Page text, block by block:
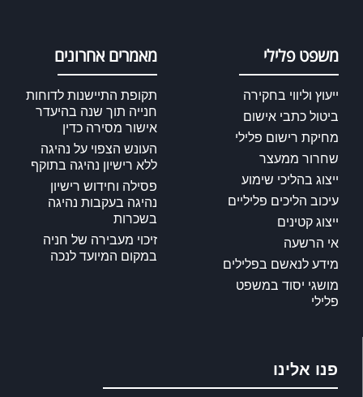
משפט פלילי
ייעוץ וליווי בחקירה
ביטול כתבי אישום
מחיקת רישום פלילי
שחרור ממעצר
ייצוג בהליכי שימוע
עיכוב הליכים פליליים
ייצוג קטינים
אי הרשעה
מידע לנאשם בפלילים
מושגי יסוד במשפט
פלילי
מאמרים אחרונים
תקופת התיישנות לדוחות
חנייה תוך שנה בהיעדר
אישור מסירה כדין
העונש הצפוי על נהיגה
ללא רישיון נהיגה בתוקף
פסילה וחידוש רישיון
נהיגה בעקבות נהיגה
בשכרות
זיכוי מעבירה של חניה
במקום המיועד לנכה
פנו אלינו